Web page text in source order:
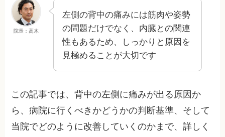
院長：高木
左側の背中の痛みには筋肉や姿勢
の問題だけでなく、内臓との関連
性もあるため、しっかりと原因を
見極めることが大切です
この記事では、背中の左側に痛みが出る原因か
ら、病院に行くべきかどうかの判断基準、そして
当院でどのように改善していくのかまで、詳しく